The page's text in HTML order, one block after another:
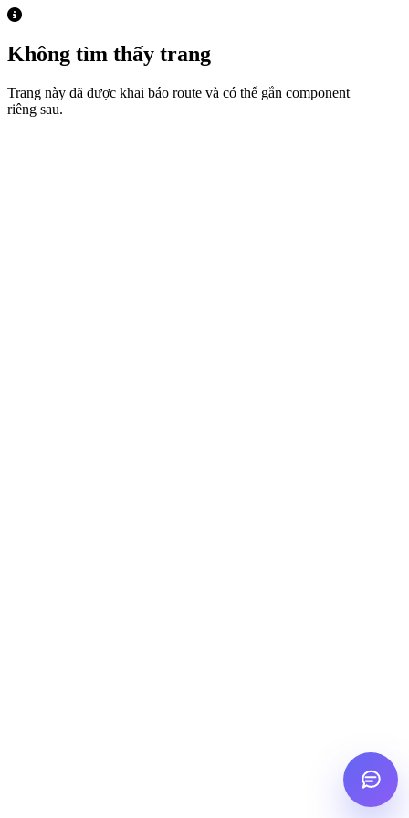
Không tìm thấy trang
Trang này đã được khai báo route và có thể gắn component
riêng sau.